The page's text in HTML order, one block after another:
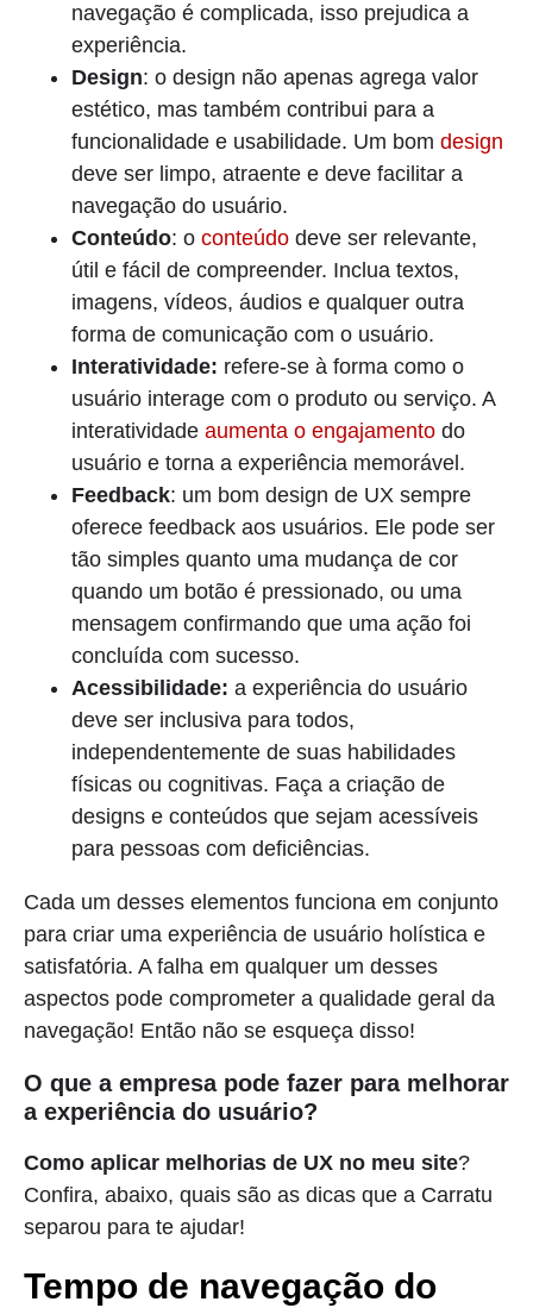
navegação é complicada, isso prejudica a
experiência.
Design: o design não apenas agrega valor
estético, mas também contribui para a
funcionalidade e usabilidade. Um bom design
deve ser limpo, atraente e deve facilitar a
navegação do usuário.
Conteúdo: o conteúdo deve ser relevante,
útil e fácil de compreender. Inclua textos,
imagens, vídeos, áudios e qualquer outra
forma de comunicação com o usuário.
Interatividade: refere-se à forma como o
usuário interage com o produto ou serviço. A
interatividade aumenta o engajamento do
usuário e torna a experiência memorável.
Feedback: um bom design de UX sempre
oferece feedback aos usuários. Ele pode ser
tão simples quanto uma mudança de cor
quando um botão é pressionado, ou uma
mensagem confirmando que uma ação foi
concluída com sucesso.
Acessibilidade: a experiência do usuário
deve ser inclusiva para todos,
independentemente de suas habilidades
físicas ou cognitivas. Faça a criação de
designs e conteúdos que sejam acessíveis
para pessoas com deficiências.
Cada um desses elementos funciona em conjunto
para criar uma experiência de usuário holística e
satisfatória. A falha em qualquer um desses
aspectos pode comprometer a qualidade geral da
navegação! Então não se esqueça disso!
O que a empresa pode fazer para melhorar
a experiência do usuário?
Como aplicar melhorias de UX no meu site?
Confira, abaixo, quais são as dicas que a Carratu
separou para te ajudar!
Tempo de navegação do